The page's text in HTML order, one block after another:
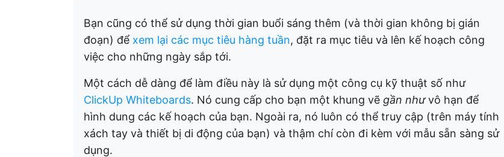
Bạn cũng có thể sử dụng thời gian buổi sáng thêm (và thời gian không bị gián
đoạn) để xem lại các mục tiêu hàng tuần, đặt ra mục tiêu và lên kế hoạch công
việc cho những ngày sắp tới.
Một cách dễ dàng để làm điều này là sử dụng một công cụ kỹ thuật số như
ClickUp Whiteboards. Nó cung cấp cho bạn một khung vẽ gần nhưvô hạn để
hình dung các kế hoạch của bạn. Ngoài ra, nó luôn có thể truy cập (trên máy tính
xách tay và thiết bị di động của bạn) và thậm chí còn đi kèm với mẫu sẵn sàng sử
dụng.